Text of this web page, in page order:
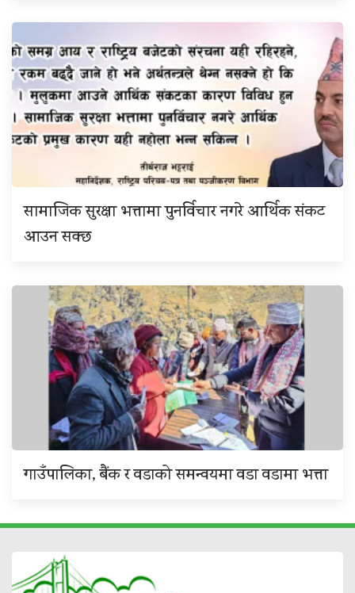
सामाजिक सुरक्षा भत्तामा पुनर्विचार नगरे आर्थिक संकट
आउन सक्छ
गाउँपालिका, बैंक र वडाको समन्वयमा वडा वडामा भत्ता